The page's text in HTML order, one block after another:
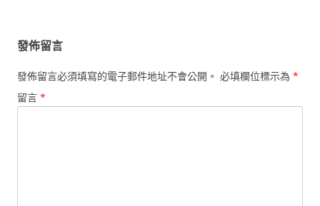
發佈留言
發佈留言必須填寫的電子郵件地址不會公開。 必填欄位標示為 *
留言 *